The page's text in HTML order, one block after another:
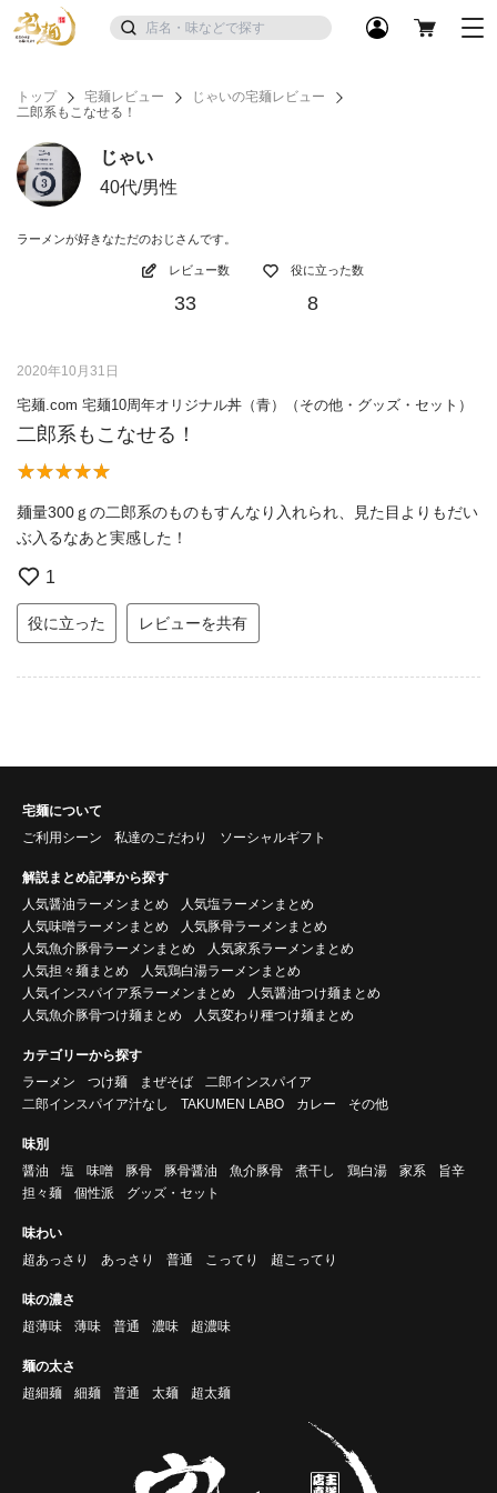
トップ 宅麺レビュー
じゃいの宅麺レビュー
二郎系もこなせる！
じゃい
40代/男性
ラーメンが好きなただのおじさんです。
レビュー数
33
役に立った数
8
2020年10月31日
宅麺.com 宅麺10周年オリジナル丼（青）（その他・グッズ・セット）
二郎系もこなせる！
麺量300ｇの二郎系のものもすんなり入れられ、見た目よりもだい
ぶ入るなあと実感した！
1
役に立った レビューを共有
宅麺について
ご利用シーン
私達のこだわり ソーシャルギフト
解説まとめ記事から探す
人気醤油ラーメンまとめ
人気塩ラーメンまとめ
人気味噌ラーメンまとめ
人気豚骨ラーメンまとめ
人気魚介豚骨ラーメンまとめ
人気家系ラーメンまとめ
人気担々麺まとめ
人気鶏白湯ラーメンまとめ
人気インスパイア系ラーメンまとめ
人気醤油つけ麺まとめ
人気魚介豚骨つけ麺まとめ
人気変わり種つけ麺まとめ
カテゴリーから探す
ラーメン
つけ麺 まぜそば
二郎インスパイア
二郎インスパイア汁なし
TAKUMEN LABO カレー その他
味別
醤油
塩 味噌 豚骨 豚骨醤油 魚介豚骨 煮干し 鶏白湯 家系
旨辛
担々麺
個性派 グッズ・セット
味わい
超あっさり
あっさり 普通 こってり 超こってり
味の濃さ
超薄味
薄味 普通 濃味 超濃味
麺の太さ
超細麺
細麺 普通 太麺 超太麺